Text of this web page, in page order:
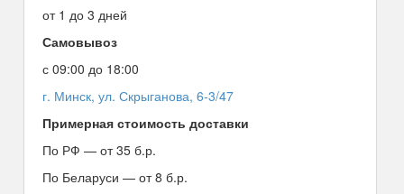
от 1 до 3 дней
Самовывоз
с 09:00 до 18:00
г. Минск, ул. Скрыганова, 6-3/47
Примерная стоимость доставки
По РФ — от 35 б.р.
По Беларуси — от 8 б.р.